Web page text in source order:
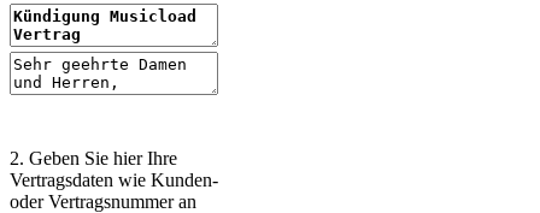
2. Geben Sie hier Ihre
Vertragsdaten wie Kunden-
oder Vertragsnummer an